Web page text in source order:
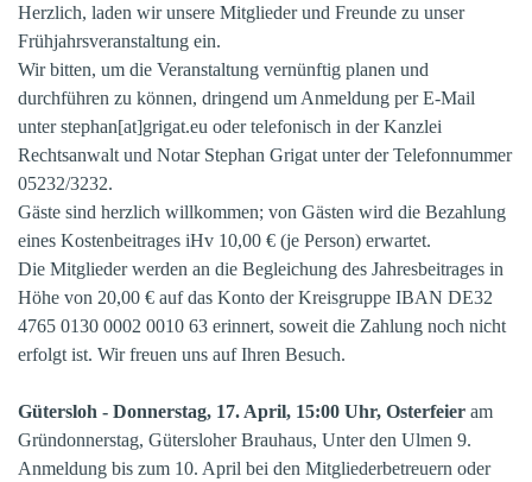
Herzlich, laden wir unsere Mitglieder und Freunde zu unser
Frühjahrsveranstaltung ein.
Wir bitten, um die Veranstaltung vernünftig planen und
durchführen zu können, dringend um Anmeldung per E-Mail
unter stephan[at]grigat.eu oder telefonisch in der Kanzlei
Rechtsanwalt und Notar Stephan Grigat unter der Telefonnummer
05232/3232.
Gäste sind herzlich willkommen; von Gästen wird die Bezahlung
eines Kostenbeitrages iHv 10,00 € (je Person) erwartet.
Die Mitglieder werden an die Begleichung des Jahresbeitrages in
Höhe von 20,00 € auf das Konto der Kreisgruppe IBAN DE32
4765 0130 0002 0010 63 erinnert, soweit die Zahlung noch nicht
erfolgt ist. Wir freuen uns auf Ihren Besuch.
Gütersloh - Donnerstag, 17. April, 15:00 Uhr, Osterfeier am
Gründonnerstag, Gütersloher Brauhaus, Unter den Ulmen 9.
Anmeldung bis zum 10. April bei den Mitgliederbetreuern oder